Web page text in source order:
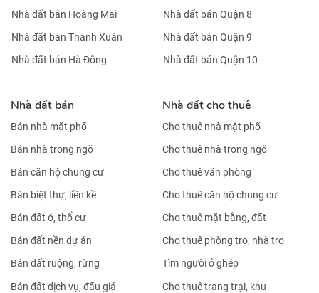
Nhà đất bán Hoàng Mai
Nhà đất bán Thanh Xuân
Nhà đất bán Hà Đông
Nhà đất bán Quận 8
Nhà đất bán Quận 9
Nhà đất bán Quận 10
Nhà đất bán
Bán nhà mặt phố
Bán nhà trong ngõ
Bán căn hộ chung cư
Bán biệt thự, liền kề
Bán đất ở, thổ cư
Bán đất nền dự án
Bán đất ruộng, rừng
Bán đất dịch vụ, đấu giá
Nhà đất cho thuê
Cho thuê nhà mặt phố
Cho thuê nhà trong ngõ
Cho thuê văn phòng
Cho thuê căn hộ chung cư
Cho thuê mặt bằng, đất
Cho thuê phòng trọ, nhà trọ
Tìm người ở ghép
Cho thuê trang trại, khu